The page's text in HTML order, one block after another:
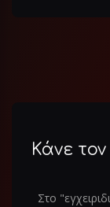
Κάνε
Στο